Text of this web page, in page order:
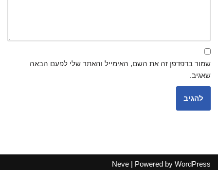
שמור בדפדפן זה את השם, האימייל והאתר שלי לפעם הבאה
שאגיב.
Neve | Powered by WordPress